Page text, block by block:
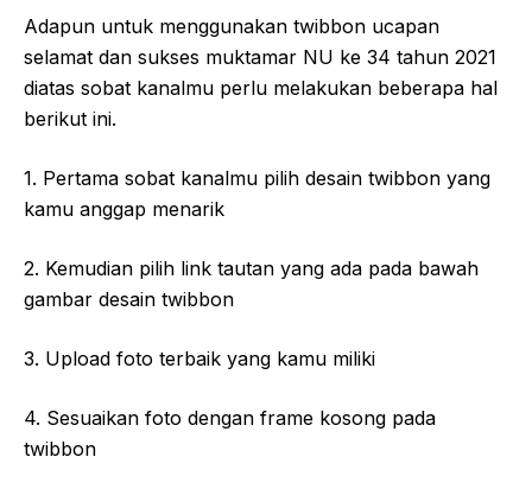
Adapun untuk menggunakan twibbon ucapan
selamat dan sukses muktamar NU ke 34 tahun 2021
diatas sobat kanalmu perlu melakukan beberapa hal
berikut ini.
1. Pertama sobat kanalmu pilih desain twibbon yang
kamu anggap menarik
2. Kemudian pilih link tautan yang ada pada bawah
gambar desain twibbon
3. Upload foto terbaik yang kamu miliki
4. Sesuaikan foto dengan frame kosong pada
twibbon